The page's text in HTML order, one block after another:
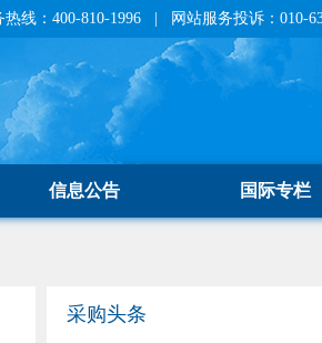
热线：400-810-1996 | 网站服务投诉：010-
信息公告 国际专栏
采购头条